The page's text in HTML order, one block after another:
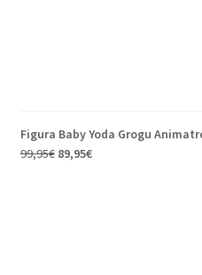
Figura Baby Yoda Grogu
99,95€ 89,95€